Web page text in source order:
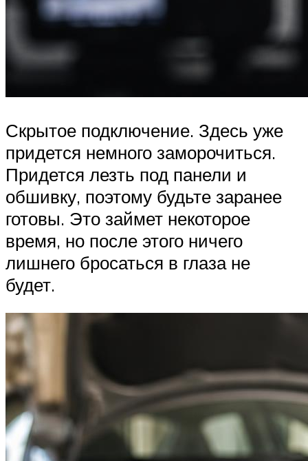
Скрытое подключение. Здесь уже
придется немного заморочиться.
Придется лезть под панели и
обшивку, поэтому будьте заранее
готовы. Это займет некоторое
время, но после этого ничего
лишнего бросаться в глаза не
будет.